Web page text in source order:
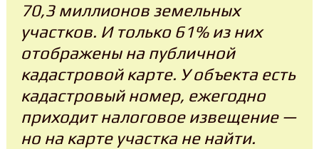
70,3 миллионов земельных
участков. И только 61% из них
отображены на публичной
кадастровой карте. У объекта есть
кадастровый номер, ежегодно
приходит налоговое извещение —
но на карте участка не найти.